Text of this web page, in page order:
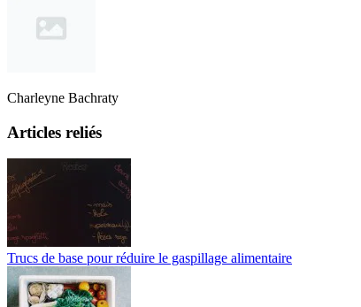
Charleyne Bachraty
Articles reliés
Trucs de base pour réduire le gaspillage alimentaire